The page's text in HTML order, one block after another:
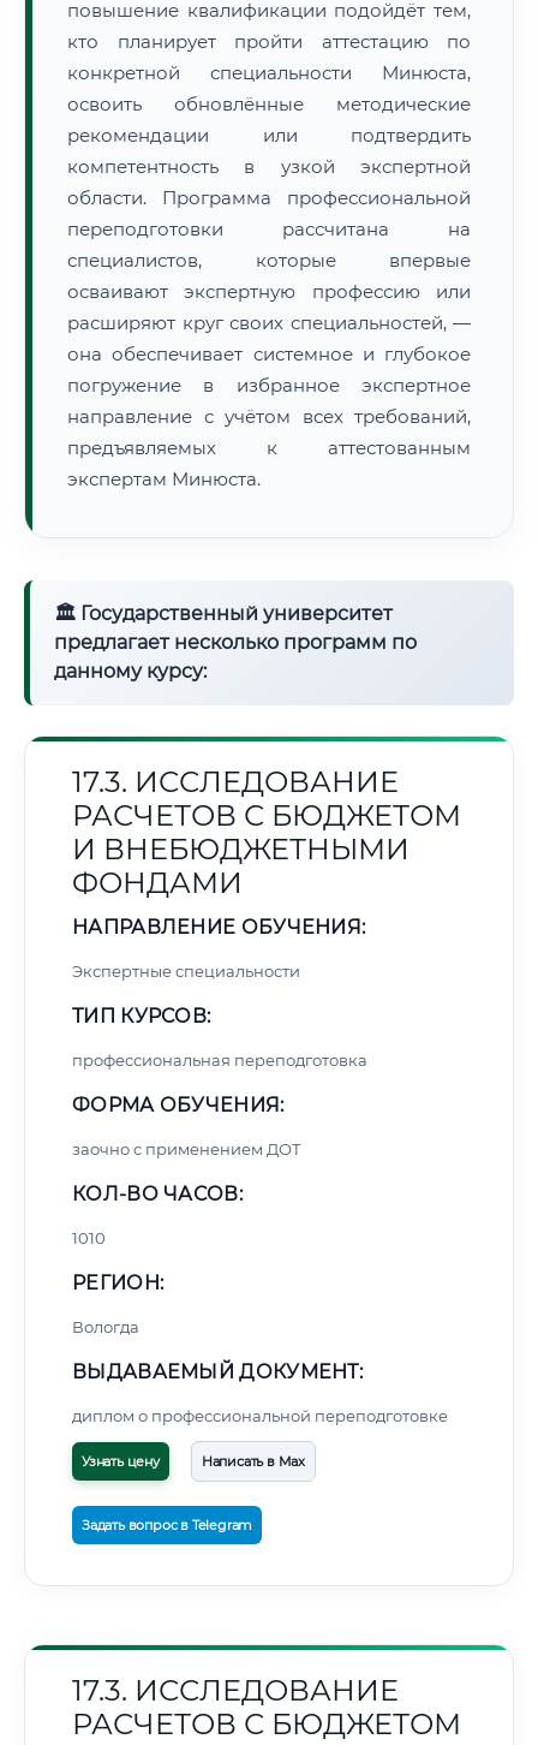
повышение квалификации подойдёт тем,
кто планирует пройти аттестацию по
конкретной специальности Минюста,
освоить обновлённые методические
рекомендации или подтвердить
компетентность в узкой экспертной
области. Программа профессиональной
переподготовки рассчитана на
специалистов, которые впервые
осваивают экспертную профессию или
расширяют круг своих специальностей, —
она обеспечивает системное и глубокое
погружение в избранное экспертное
направление с учётом всех требований,
предъявляемых к аттестованным
экспертам Минюста.
🏛 Государственный университет
предлагает несколько программ по
данному курсу:
17.3. ИССЛЕДОВАНИЕ
РАСЧЕТОВ С БЮДЖЕТОМ
И ВНЕБЮДЖЕТНЫМИ
ФОНДАМИ
НАПРАВЛЕНИЕ ОБУЧЕНИЯ:
Экспертные специальности
ТИП КУРСОВ:
профессиональная переподготовка
ФОРМА ОБУЧЕНИЯ:
заочно с применением ДОТ
КОЛ-ВО ЧАСОВ:
1010
РЕГИОН:
Вологда
ВЫДАВАЕМЫЙ ДОКУМЕНТ:
диплом о профессиональной переподготовке
Узнать цену Написать в Max
Задать вопрос в Telegram
17.3. ИССЛЕДОВАНИЕ
РАСЧЕТОВ С БЮДЖЕТОМ